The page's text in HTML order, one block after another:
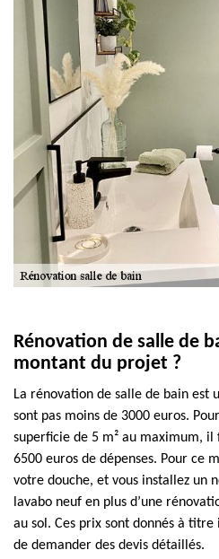
Rénovation de salle de
montant du projet ?
La rénovation de salle de bain est
sont pas moins de 3000 euros.
superficie de 5 m² au maximum,
6500 euros de dépenses. Pour ce
votre douche, et vous installez un
lavabo neuf en plus d’une
au sol. Ces prix sont donnés à
de demander des devis détaillés.